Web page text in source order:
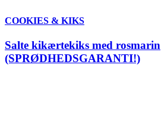
COOKIES & KIKS
Salte kikærtekiks med rosmarin
(SPRØDHEDSGARANTI!)